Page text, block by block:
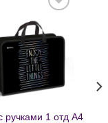
Добавить
в список
желаний
ручками 1 отд А4